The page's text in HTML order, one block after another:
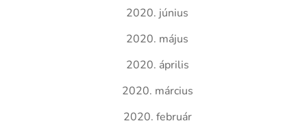
2020. június
2020. május
2020. április
2020. március
2020. február